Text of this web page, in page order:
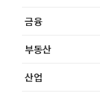
금융
부동산
산업